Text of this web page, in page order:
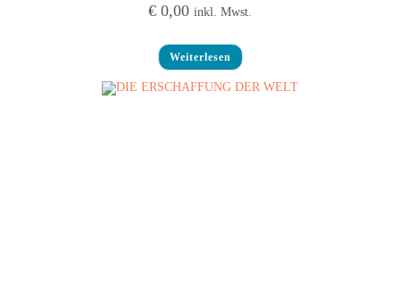
€ 0,00 inkl. Mwst.
Weiterlesen